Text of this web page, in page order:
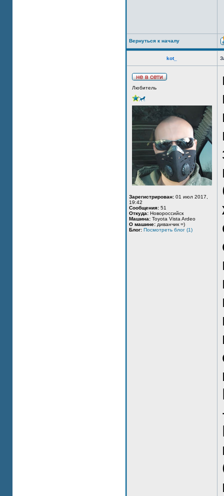
Вернуться к началу
kot_
Любитель
Зарегистрирован: 01 июл 2017,
19:42
Сообщения: 51
Откуда: Новороссийск
Машина: Toyota Vista Ardeo
О машине: диванчик =)
Блог: Посмотреть блог (1)